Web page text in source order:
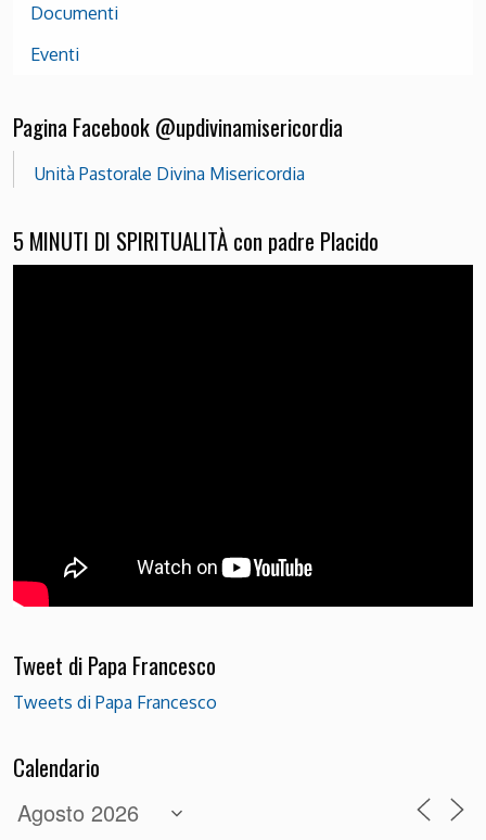
Documenti
Eventi
Pagina Facebook @updivinamisericordia
Unità Pastorale Divina Misericordia
5 MINUTI DI SPIRITUALITÀ con padre Placido
Tweet di Papa Francesco
Tweets di Papa Francesco
Calendario